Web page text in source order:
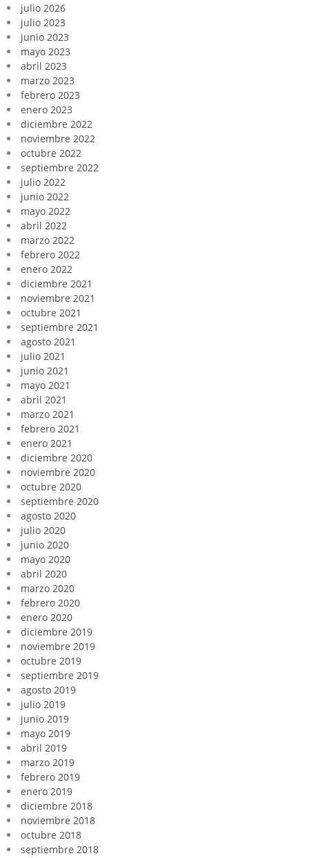
julio 2026
julio 2023
junio 2023
mayo 2023
abril 2023
marzo 2023
febrero 2023
enero 2023
diciembre 2022
noviembre 2022
octubre 2022
septiembre 2022
julio 2022
junio 2022
mayo 2022
abril 2022
marzo 2022
febrero 2022
enero 2022
diciembre 2021
noviembre 2021
octubre 2021
septiembre 2021
agosto 2021
julio 2021
junio 2021
mayo 2021
abril 2021
marzo 2021
febrero 2021
enero 2021
diciembre 2020
noviembre 2020
octubre 2020
septiembre 2020
agosto 2020
julio 2020
junio 2020
mayo 2020
abril 2020
marzo 2020
febrero 2020
enero 2020
diciembre 2019
noviembre 2019
octubre 2019
septiembre 2019
agosto 2019
julio 2019
junio 2019
mayo 2019
abril 2019
marzo 2019
febrero 2019
enero 2019
diciembre 2018
noviembre 2018
octubre 2018
septiembre 2018